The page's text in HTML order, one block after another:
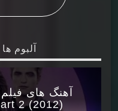
آلبوم
2 (2012)